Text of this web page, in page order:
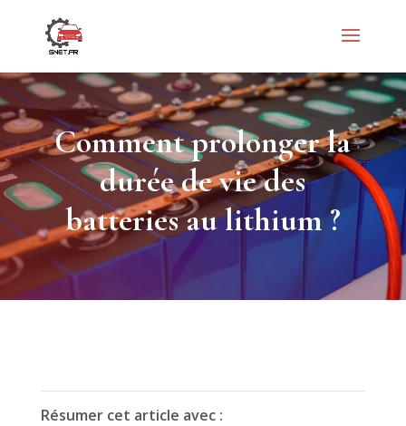
Comment prolonger la
durée de vie des
batteries au lithium ?
Résumer cet article avec :